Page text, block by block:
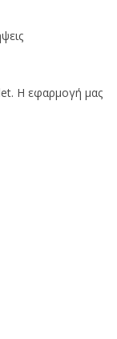
Η εφαρμογή μας